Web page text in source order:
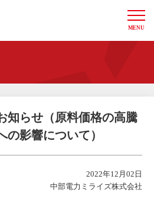
部電力ミライズ
MENU
知らせ（原料価格の高騰
の影響について）
2022年12月02日
中部電力ミライズ株式会社